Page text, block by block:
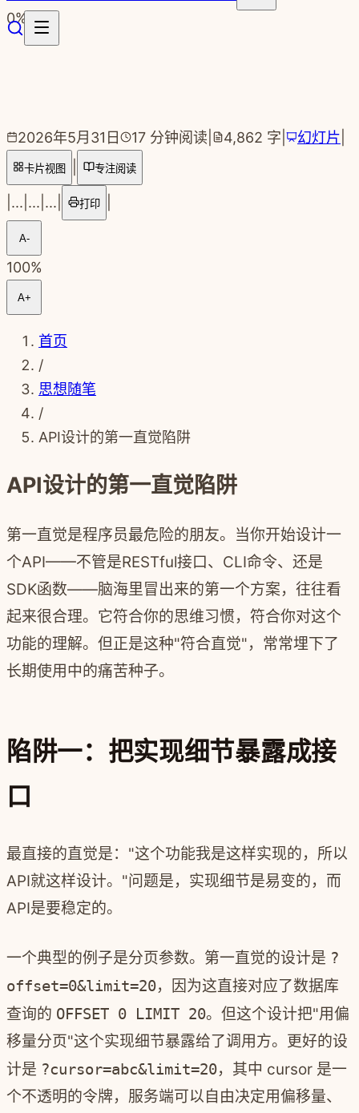
跳转到主要内容
0%
2026年5月31日 17 分钟阅读 4,862 字 幻灯片
卡片视图 专注阅读
... ... ... 打印
A-
100%
A+
首页
/
思想随笔
/
API设计的第一直觉陷阱
API设计的第一直觉陷阱
第一直觉是程序员最危险的朋友。当你开始设计一
个API——不管是RESTful接口、CLI命令、还是
SDK函数——脑海里冒出来的第一个方案，往往看
起来很合理。它符合你的思维习惯，符合你对这个
功能的理解。但正是这种"符合直觉"，常常埋下了
长期使用中的痛苦种子。
陷阱一：把实现细节暴露成接
口
最直接的直觉是："这个功能我是这样实现的，所以
API就这样设计。"问题是，实现细节是易变的，而
API是要稳定的。
一个典型的例子是分页参数。第一直觉的设计是 ?
offset=0&limit=20，因为这直接对应了数据库
查询的 OFFSET 0 LIMIT 20。但这个设计把"用偏
移量分页"这个实现细节暴露给了调用方。更好的设
计是 ?cursor=abc&limit=20，其中 cursor 是一
个不透明的令牌，服务端可以自由决定用偏移量、